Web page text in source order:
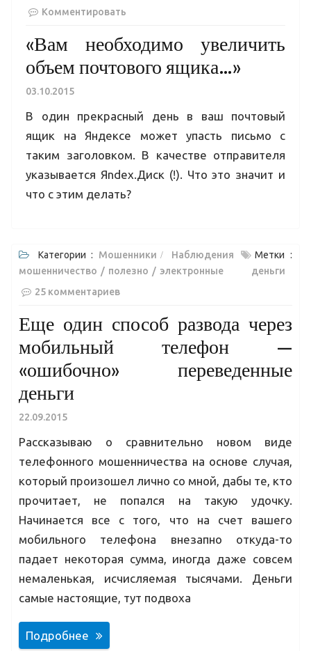
Комментировать
«Вам необходимо увеличить
объем почтового ящика…»
03.10.2015
В один прекрасный день в ваш почтовый
ящик на Яндексе может упасть письмо с
таким заголовком. В качестве отправителя
указывается Яndех.Диск (!). Что это значит и
что с этим делать?
Категории : Мошенники Наблюдения
Метки :
мошенничество
полезно
электронные деньги
25 комментариев
Еще один способ развода через
мобильный телефон —
«ошибочно» переведенные
деньги
22.09.2015
Рассказываю о сравнительно новом виде
телефонного мошенничества на основе случая,
который произошел лично со мной, дабы те, кто
прочитает, не попался на такую удочку.
Начинается все с того, что на счет вашего
мобильного телефона внезапно откуда-то
падает некоторая сумма, иногда даже совсем
немаленькая, исчисляемая тысячами. Деньги
самые настоящие, тут подвоха
Подробнее